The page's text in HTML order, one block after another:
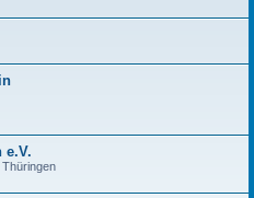
e.V.